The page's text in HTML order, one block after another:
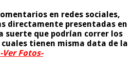
en redes sociales,
directamente presentadas en
suerte que podrían correr los
tienen misma data de la
-Ver Fotos-